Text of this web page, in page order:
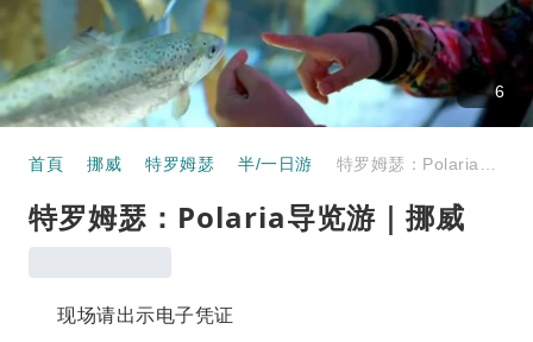
6
首頁 挪威 特罗姆瑟 半/一日游
特罗姆瑟：Polaria导览游｜挪威
现场请出示电子凭证